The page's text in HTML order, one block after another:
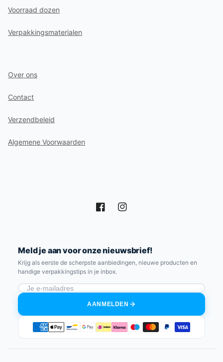
Voorraad dozen
Verpakkingsmaterialen
Over ons
Contact
Verzendbeleid
Algemene Voorwaarden
FacebookInstagram
Meld je aan voor onze nieuwsbrief!
Krijg als eerste de scherpste aanbiedingen, nieuwe producten en
handige verpakkingstips in je inbox.
AANMELDEN
Betaalmethoden